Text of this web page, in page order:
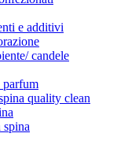
e additivi
candele
quality clean
spina